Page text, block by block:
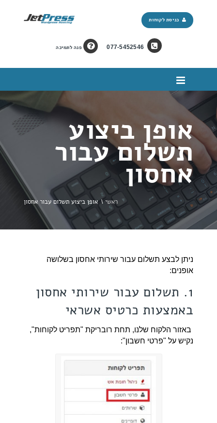
077-5452546 פנה לתמיכה
כניסת לקוחות
אופן ביצוע
תשלום עבור
אחסון
ראשי \ אופן ביצוע תשלום עבור אחסון
ניתן לבצע תשלום עבור שירותי אחסון בשלושה
אופנים:
1. תשלום עבור שירותי אחסון
באמצעות כרטיס אשראי
באזור הלקוח שלנו, תחת רובריקת "תפריט לקוחות",
נקיש על "פרטי חשבון":